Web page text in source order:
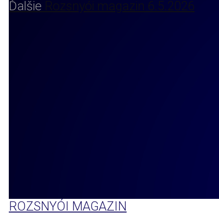
Ďalšie
Rozsnyói magazin 6.5.2026
ROZSNYÓI MAGAZIN